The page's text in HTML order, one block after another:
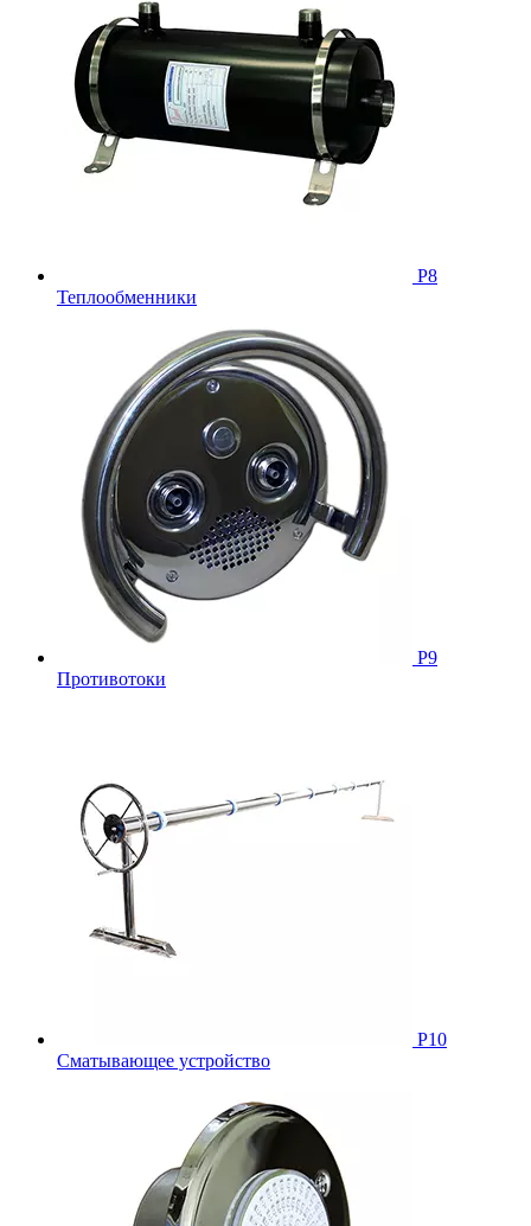
Р8
Теплообменники
Р9
Противотоки
Р10
Сматывающее устройство